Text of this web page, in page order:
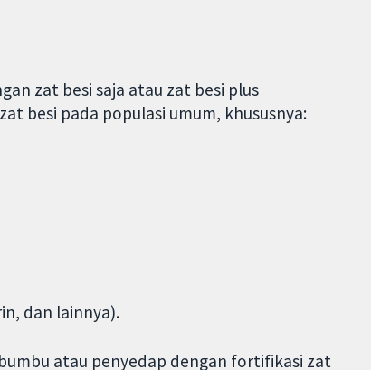
zat besi saja atau zat besi plus
besi pada populasi umum, khususnya:
dan lainnya).
atau penyedap dengan fortifikasi zat